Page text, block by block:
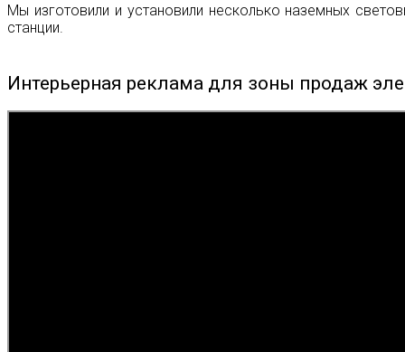
Мы изготовили и установили несколько наземных
станции.
Интерьерная реклама для зоны продаж